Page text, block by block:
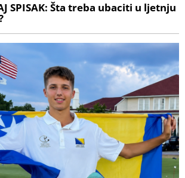
SPISAK: Šta treba ubaciti u ljetnju